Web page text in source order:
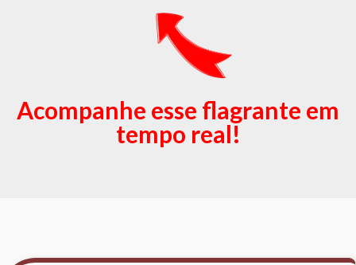
Acompanhe esse flagrante em
tempo real!